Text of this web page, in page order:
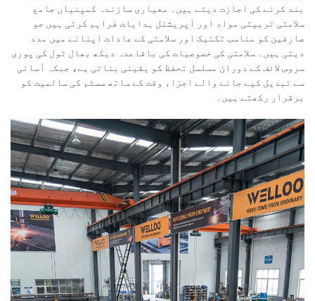
بند کرنے کی اجازت دیتے ہیں۔ معیاری سازندہ کمپنیاں جامع
سلامتی تربیتی مواد اور آپریشنل ہدایات فراہم کرتی ہیں جو
صارفین کو مناسب تکنیک اور سلامتی کے عادات اپنانے میں مدد
دیتی ہیں۔ سلامتی کی خصوصیات کی باقاعدہ دیکھ بھال ٹول کی پوری
سروس لائف کے دوران مسلسل تحفظ کو یقینی بناتی ہے، جبکہ آسانی
سے تبدیل کیے جانے والے اجزاء وقت کے ساتھ سسٹم کی سالمیت کو
برقرار رکھتے ہیں۔